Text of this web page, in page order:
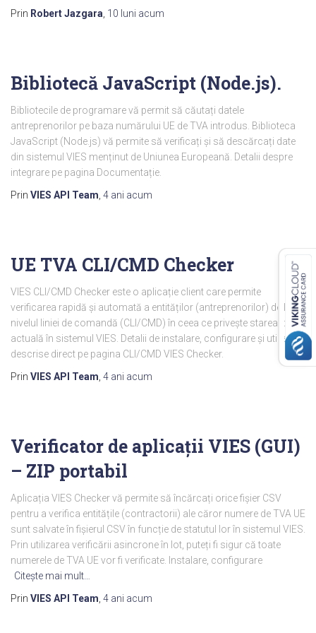
Prin Robert Jazgara 10 luni acum
Bibliotecă JavaScript (Node.js).
Bibliotecile de programare vă permit să căutați datele
antreprenorilor pe baza numărului UE de TVA introdus. Biblioteca
JavaScript (Node.js) vă permite să verificați și să descărcați date
din sistemul VIES menținut de Uniunea Europeană. Detalii despre
integrare pe pagina Documentație.
Prin VIES API Team 4 ani acum
UE TVA CLI/CMD Checker
VIES CLI/CMD Checker este o aplicație client care permite
verificarea rapidă și automată a entităților (antreprenorilor) de la
nivelul liniei de comandă (CLI/CMD) în ceea ce privește starea lor
actuală în sistemul VIES. Detalii de instalare, configurare și utilizare
descrise direct pe pagina CLI/CMD VIES Checker.
Prin VIES API Team 4 ani acum
Verificator de aplicații VIES (GUI)
– ZIP portabil
Aplicația VIES Checker vă permite să încărcați orice fișier CSV
pentru a verifica entitățile (contractorii) ale căror numere de TVA UE
sunt salvate în fișierul CSV în funcție de statutul lor în sistemul VIES.
Prin utilizarea verificării asincrone în lot, puteți fi sigur că toate
numerele de TVA UE vor fi verificate. Instalare, configurare
Citeşte mai mult…
Prin VIES API Team 4 ani acum